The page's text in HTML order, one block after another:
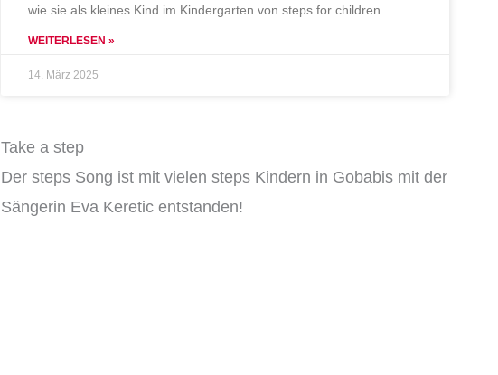
wie sie als kleines Kind im Kindergarten von steps for children
WEITERLESEN »
14. März 2025
Take a step
Der steps Song ist mit vielen steps Kindern in Gobabis mit der
Sängerin Eva Keretic entstanden!